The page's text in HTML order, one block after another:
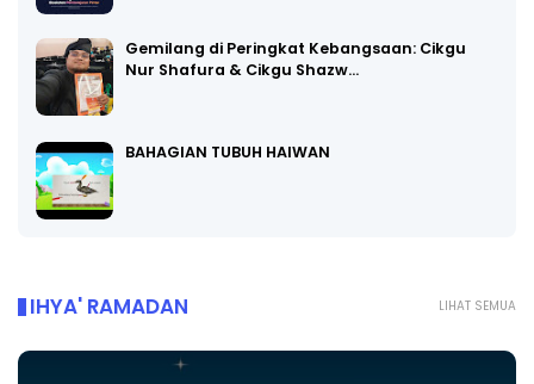
Gemilang di Peringkat Kebangsaan: Cikgu
Nur Shafura & Cikgu Shazw…
BAHAGIAN TUBUH HAIWAN
LIHAT SEMUA
IHYA' RAMADAN